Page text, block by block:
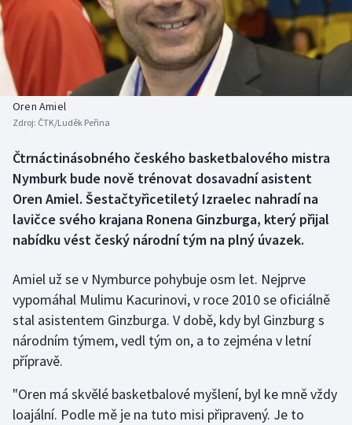
Baseball a softbal
Biatlon
Box
Curling
Florbal
Futsal
Golf
Gymnastika
Soutěže
Historické návraty
Aplikace ČT sport
Oren Amiel
Zdroj: ČTK/Luděk Peřina
Čtrnáctinásobného českého basketbalového mistra
Nymburk bude nově trénovat dosavadní asistent
Oren Amiel. Šestačtyřicetiletý Izraelec nahradí na
lavičce svého krajana Ronena Ginzburga, který přijal
nabídku vést český národní tým na plný úvazek.
Amiel už se v Nymburce pohybuje osm let. Nejprve
vypomáhal Mulimu Kacurinovi, v roce 2010 se oficiálně
stal asistentem Ginzburga. V době, kdy byl Ginzburg s
národním týmem, vedl tým on, a to zejména v letní
přípravě.
"Oren má skvělé basketbalové myšlení, byl ke mně vždy
loajální. Podle mě je na tuto misi připravený. Je to